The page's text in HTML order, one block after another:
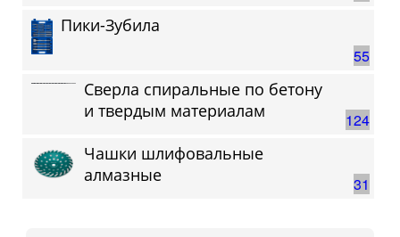
55
Пики-Зубила
124
Сверла спиральные по бетону
и твердым материалам
31
Чашки шлифовальные
алмазные